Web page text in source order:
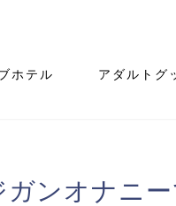
ホテル アダルトグ
ガンオナニ